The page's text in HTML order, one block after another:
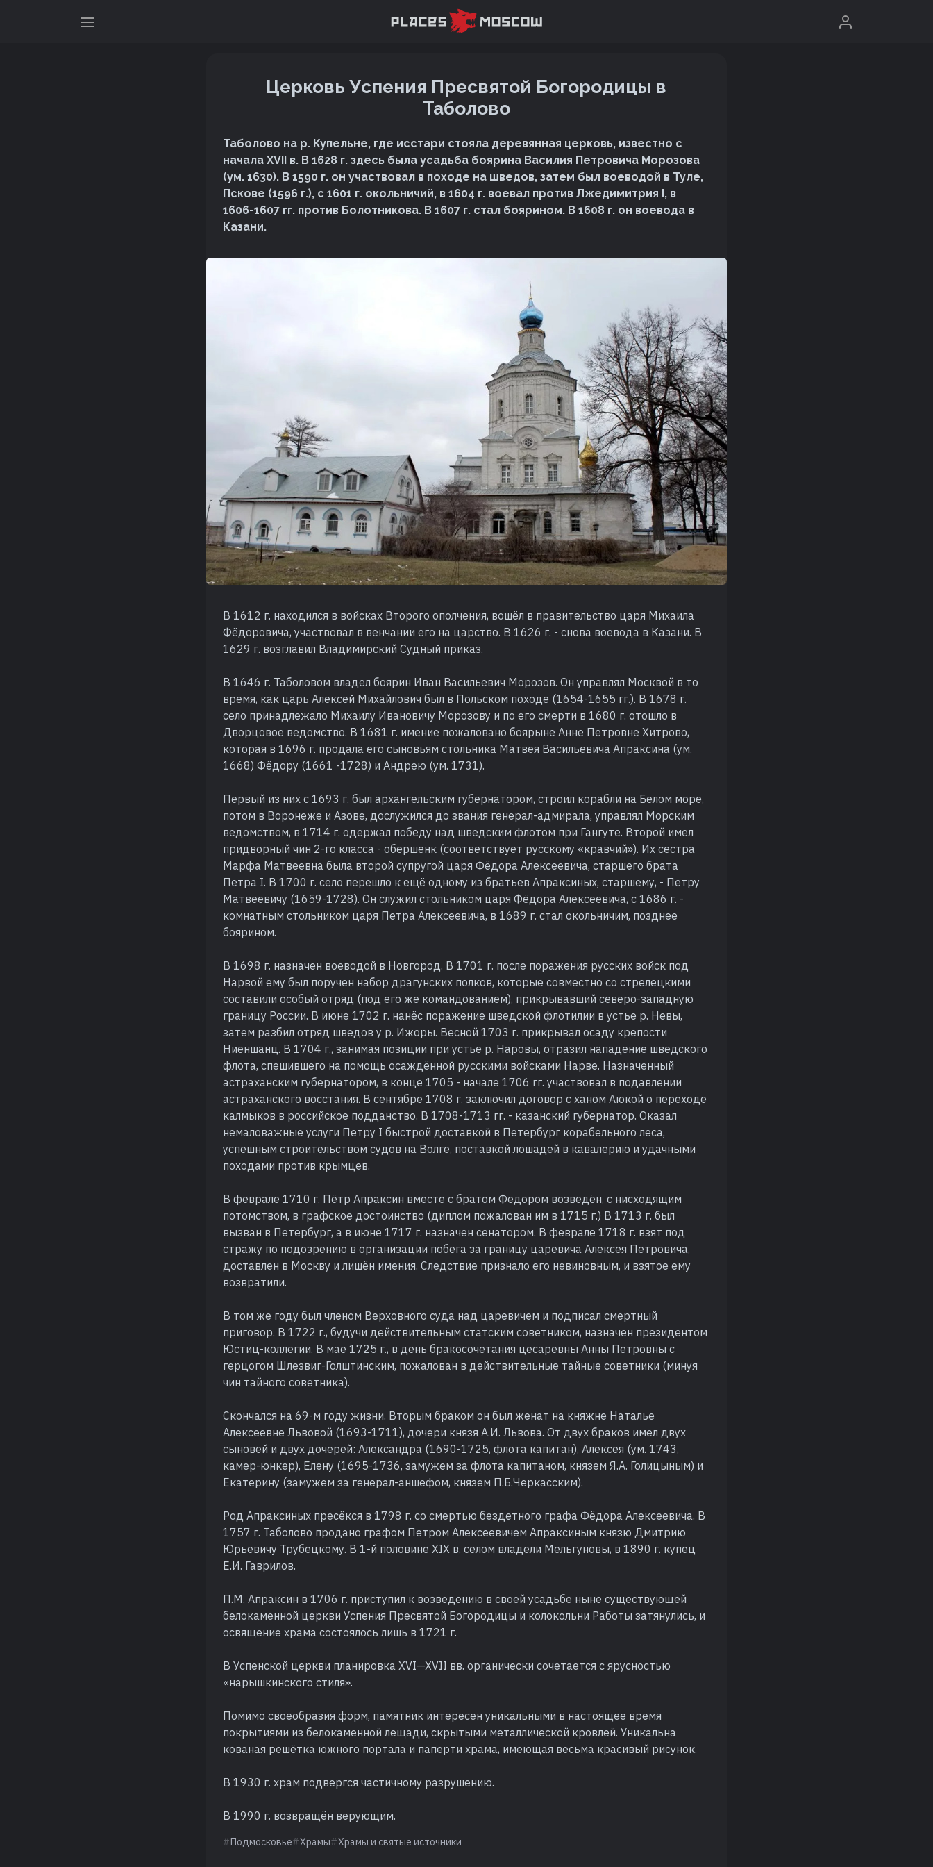
Церковь Успения Пресвятой Богородицы в
Таболово
Таболово на р. Купельне, где исстари стояла деревянная церковь, известно с
начала XVII в. В 1628 г. здесь была усадьба боярина Василия Петровича Морозова
(ум. 1630). В 1590 г. он участвовал в походе на шведов, затем был воеводой в Туле,
Пскове (1596 г.), с 1601 г. окольничий, в 1604 г. воевал против Лжедимитрия I, в
1606-1607 гг. против Болотникова. В 1607 г. стал боярином. В 1608 г. он воевода в
Казани.
В 1612 г. находился в войсках Второго ополчения, вошёл в правительство царя Михаила
Фёдоровича, участвовал в венчании его на царство. В 1626 г. - снова воевода в Казани. В
1629 г. возглавил Владимирский Судный приказ.
В 1646 г. Таболовом владел боярин Иван Васильевич Морозов. Он управлял Москвой в то
время, как царь Алексей Михайлович был в Польском походе (1654-1655 гг.). В 1678 г.
село принадлежало Михаилу Ивановичу Морозову и по его смерти в 1680 г. отошло в
Дворцовое ведомство. В 1681 г. имение пожаловано боярыне Анне Петровне Хитрово,
которая в 1696 г. продала его сыновьям стольника Матвея Васильевича Апраксина (ум.
1668) Фёдору (1661 -1728) и Андрею (ум. 1731).
Первый из них с 1693 г. был архангельским губернатором, строил корабли на Белом море,
потом в Воронеже и Азове, дослужился до звания генерал-адмирала, управлял Морским
ведомством, в 1714 г. одержал победу над шведским флотом при Гангуте. Второй имел
придворный чин 2-го класса - обершенк (соответствует русскому «кравчий»). Их сестра
Марфа Матвеевна была второй супругой царя Фёдора Алексеевича, старшего брата
Петра I. В 1700 г. село перешло к ещё одному из братьев Апраксиных, старшему, - Петру
Матвеевичу (1659-1728). Он служил стольником царя Фёдора Алексеевича, с 1686 г. -
комнатным стольником царя Петра Алексеевича, в 1689 г. стал окольничим, позднее
боярином.
В 1698 г. назначен воеводой в Новгород. В 1701 г. после поражения русских войск под
Нарвой ему был поручен набор драгунских полков, которые совместно со стрелецкими
составили особый отряд (под его же командованием), прикрывавший северо-западную
границу России. В июне 1702 г. нанёс поражение шведской флотилии в устье р. Невы,
затем разбил отряд шведов у р. Ижоры. Весной 1703 г. прикрывал осаду крепости
Ниеншанц. В 1704 г., занимая позиции при устье р. Наровы, отразил нападение шведского
флота, спешившего на помощь осаждённой русскими войсками Нарве. Назначенный
астраханским губернатором, в конце 1705 - начале 1706 гг. участвовал в подавлении
астраханского восстания. В сентябре 1708 г. заключил договор с ханом Аюкой о переходе
калмыков в российское подданство. В 1708-1713 гг. - казанский губернатор. Оказал
немаловажные услуги Петру I быстрой доставкой в Петербург корабельного леса,
успешным строительством судов на Волге, поставкой лошадей в кавалерию и удачными
походами против крымцев.
В феврале 1710 г. Пётр Апраксин вместе с братом Фёдором возведён, с нисходящим
потомством, в графское достоинство (диплом пожалован им в 1715 г.) В 1713 г. был
вызван в Петербург, а в июне 1717 г. назначен сенатором. В феврале 1718 г. взят под
стражу по подозрению в организации побега за границу царевича Алексея Петровича,
доставлен в Москву и лишён имения. Следствие признало его невиновным, и взятое ему
возвратили.
В том же году был членом Верховного суда над царевичем и подписал смертный
приговор. В 1722 г., будучи действительным статским советником, назначен президентом
Юстиц-коллегии. В мае 1725 г., в день бракосочетания цесаревны Анны Петровны с
герцогом Шлезвиг-Голштинским, пожалован в действительные тайные советники (минуя
чин тайного советника).
Скончался на 69-м году жизни. Вторым браком он был женат на княжне Наталье
Алексеевне Львовой (1693-1711), дочери князя А.И. Львова. От двух браков имел двух
сыновей и двух дочерей: Александра (1690-1725, флота капитан), Алексея (ум. 1743,
камер-юнкер), Елену (1695-1736, замужем за флота капитаном, князем Я.А. Голицыным) и
Екатерину (замужем за генерал-аншефом, князем П.Б.Черкасским).
Род Апраксиных пресёкся в 1798 г. со смертью бездетного графа Фёдора Алексеевича. В
1757 г. Таболово продано графом Петром Алексеевичем Апраксиным князю Дмитрию
Юрьевичу Трубецкому. В 1-й половине XIX в. селом владели Мельгуновы, в 1890 г. купец
Е.И. Гаврилов.
П.М. Апраксин в 1706 г. приступил к возведению в своей усадьбе ныне существующей
белокаменной церкви Успения Пресвятой Богородицы и колокольни Работы затянулись, и
освящение храма состоялось лишь в 1721 г.
В Успенской церкви планировка XVI—XVII вв. органически сочетается с ярусностью
«нарышкинского стиля».
Помимо своеобразия форм, памятник интересен уникальными в настоящее время
покрытиями из белокаменной лещади, скрытыми металлической кровлей. Уникальна
кованая решётка южного портала и паперти храма, имеющая весьма красивый рисунок.
В 1930 г. храм подвергся частичному разрушению.
В 1990 г. возвращён верующим.
Подмосковье Храмы Храмы и святые источники